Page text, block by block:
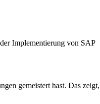
Implementierung von SAP
gemeistert hast. Das zeigt,